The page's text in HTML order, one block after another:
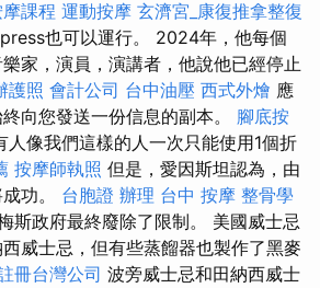
課程 運動按摩 玄濟宮_康復推拿整復
也可以運行。 2024年，他每個
家，演員，演講者，他說他已經停止
護照 會計公司 台中油壓 西式外燴 應
向您發送一份信息的副本。 腳底按
人像我們這樣的人一次只能使用1個折
按摩師執照 但是，愛因斯坦認為，由
功。 台胞證 辦理 台中 按摩 整骨學
斯政府最終廢除了限制。 美國威士忌
威士忌，但有些蒸餾器也製作了黑麥
冊台灣公司 波旁威士忌和田納西威士